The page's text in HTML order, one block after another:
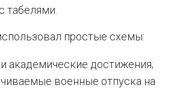
табелями.
простые схемы:
академические достижения;
военные отпуска на